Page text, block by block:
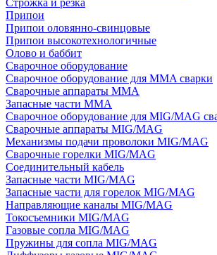
Строжка и резка
Припои
Припои оловянно-свинцовые
Припои высокотехнологичные
Олово и баббит
Сварочное оборудование
Сварочное оборудование для MMA сварки
Сварочные аппараты MMA
Запасные части MMA
Сварочное оборудование для MIG/MAG
Сварочные аппараты MIG/MAG
Механизмы подачи проволоки MIG/MAG
Сварочные горелки MIG/MAG
Соединительный кабель
Запасные части MIG/MAG
Запасные части для горелок MIG/MAG
Направляющие каналы MIG/MAG
Токосъемники MIG/MAG
Газовые сопла MIG/MAG
Пружины для сопла MIG/MAG